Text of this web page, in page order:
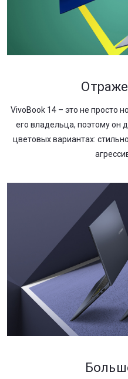
VivoBook 14 – это не просто
его владельца, поэтому он
цветовых вариантах: